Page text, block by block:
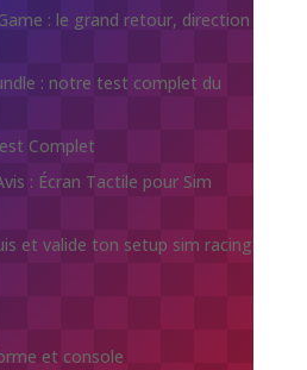
: le grand retour, direction
: notre test complet du
Complet
: Écran Tactile pour Sim
et valide ton setup sim racing
et console